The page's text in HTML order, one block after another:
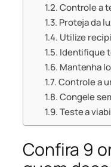
Controle a
Proteja da
Utilize
Identifique
Mantenha
Controle a
Congele
Teste a
Confira 9